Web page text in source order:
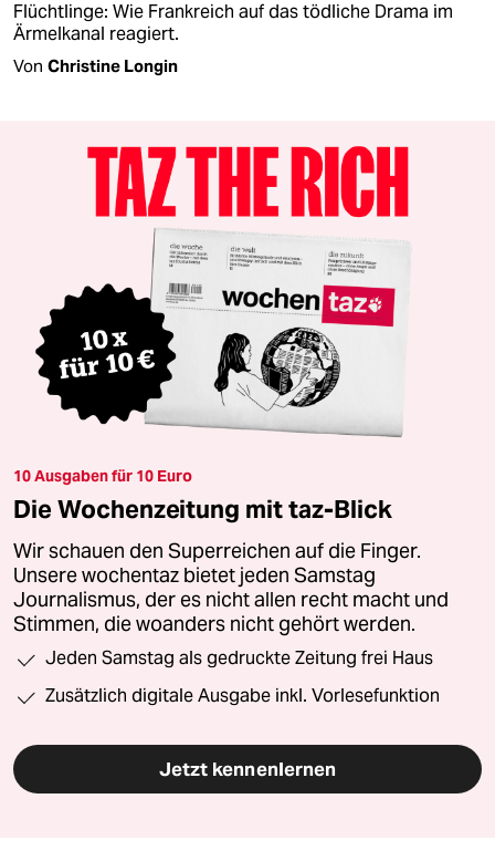
Flüchtlinge: Wie Frankreich auf das tödliche Drama im
Ärmelkanal reagiert.
Von Christine Longin
10 Ausgaben für 10 Euro
Die Wochenzeitung mit taz-Blick
Wir schauen den Superreichen auf die Finger.
Unsere wochentaz bietet jeden Samstag
Journalismus, der es nicht allen recht macht und
Stimmen, die woanders nicht gehört werden.
Jeden Samstag als gedruckte Zeitung frei Haus
Zusätzlich digitale Ausgabe inkl. Vorlesefunktion
Jetzt kennenlernen